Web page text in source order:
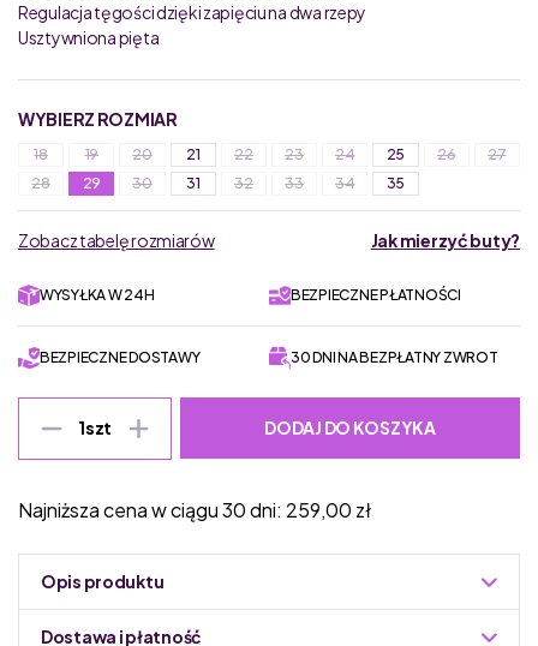
Regulacja tęgości dzięki zapięciu na dwa rzepy
Usztywniona pięta
WYBIERZ ROZMIAR
18 19 20 21 22 23 24 25 26
27
28
29 30 31 32 33 34 35
Zobacz tabelę rozmiarów Jak mierzyć buty?
WYSYŁKA W 24H BEZPIECZNE PŁATNOŚCI
BEZPIECZNE DOSTAWY 30 DNI NA BEZPŁATNY ZWROT
1szt DODAJ DO KOSZYKA
Najniższa cena w ciągu 30 dni: 259,00 zł
Opis produktu
Dostawa i płatność